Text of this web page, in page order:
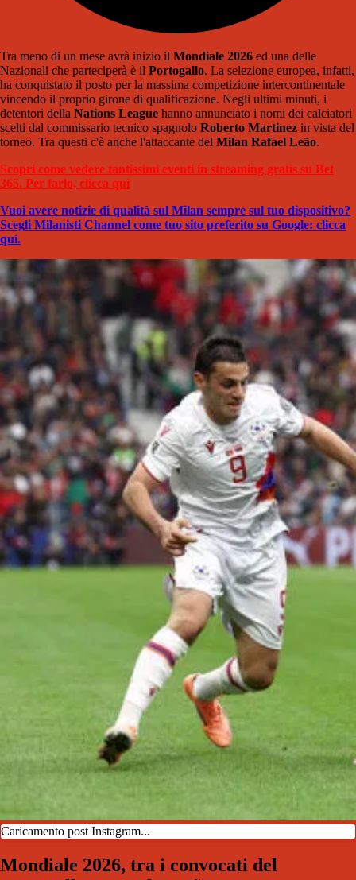
Tra meno di un mese avrà inizio il Mondiale 2026 ed una delle
Nazionali che parteciperà è il Portogallo. La selezione europea, infatti,
ha conquistato il posto per la massima competizione intercontinentale
vincendo il proprio girone di qualificazione. Negli ultimi minuti, i
detentori della Nations League hanno annunciato i nomi dei calciatori
scelti dal commissario tecnico spagnolo Roberto Martinez in vista del
torneo. Tra questi c'è anche l'attaccante del Milan Rafael Leão.
Scopri come vedere tantissimi eventi in streaming gratis su Bet
365. Per farlo, clicca qui
Vuoi avere notizie di qualità sul Milan sempre sul tuo dispositivo?
Scegli Milanisti Channel come tuo sito preferito su Google: clicca
qui.
Caricamento post Instagram...
Mondiale 2026, tra i convocati del